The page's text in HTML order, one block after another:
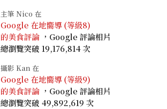
主筆 Nico 在
Google 在地嚮導 (等級8)
的美食評論 ，Google 評論相片
總瀏覽突破 19,176,814 次
攝影 Kan 在
Google 在地嚮導 (等級9)
的美食評論 ，Google 評論相片
總瀏覽突破 49,892,619 次